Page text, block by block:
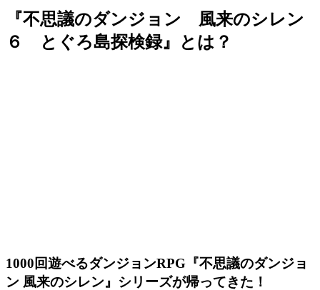
『不思議のダンジョン 風来のシレン
６ とぐろ島探検録』とは？
1000回遊べるダンジョンRPG『不思議のダンジョ
ン 風来のシレン』シリーズが帰ってきた！